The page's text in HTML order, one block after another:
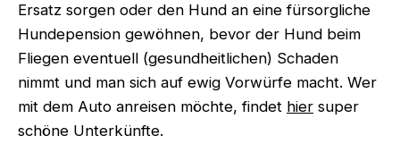
Ersatz sorgen oder den Hund an eine fürsorgliche
Hundepension gewöhnen, bevor der Hund beim
Fliegen eventuell (gesundheitlichen) Schaden
nimmt und man sich auf ewig Vorwürfe macht. Wer
mit dem Auto anreisen möchte, findet hier super
schöne Unterkünfte.